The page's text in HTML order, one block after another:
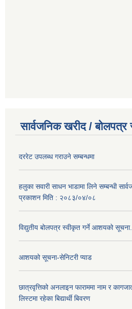
सार्वजनिक खरीद / बोलपत्र
दररेट उपलब्ध गराउने सम्बन्धमा
हलुका सवारी साधन भाडामा लिने सम्बन्धी
प्रकाशन मिति : २०८३/०४/०८
विद्युतीय बोलपत्र स्वीकृत गर्ने आशयको
आशयको सूचना-सेनिटरी प्याड
छात्रवृत्तिको अनलाइन फाराममा नाम र
लिस्टमा रहेका बिद्यार्थी बिवरण